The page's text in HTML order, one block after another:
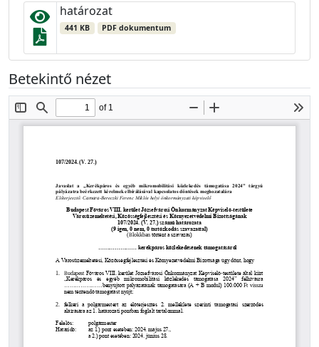
határozat
441 KB PDF dokumentum
Betekintő nézet